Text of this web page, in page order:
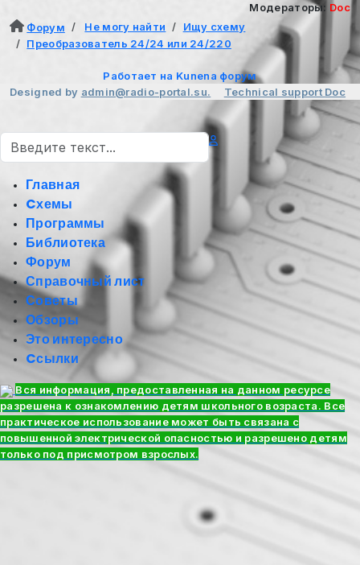
Модераторы: Doc
Форум
Не могу найти
Ищу схему
Преобразователь 24/24 или 24/220
Работает на Kunena форум
Designed by admin@radio-portal.su. Technical support Doc
Поиск
Главная
Cхемы
Программы
Библиотека
Форум
Справочный лист
Советы
Обзоры
Это интересно
Cсылки
Вся информация, предоставленная на данном ресурсе
разрешена к ознакомлению детям школьного возраста. Все
практическое использование может быть связана с
повышенной электрической опасностью и разрешено детям
только под присмотром взрослых.